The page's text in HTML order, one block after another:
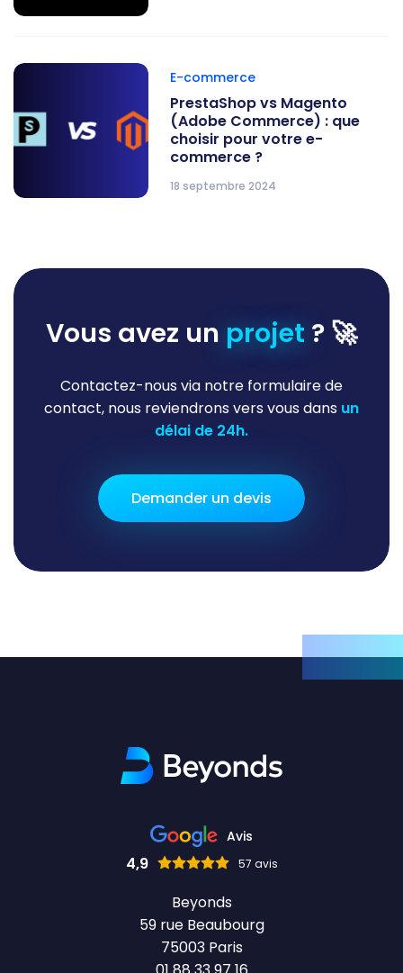
E-commerce
PrestaShop vs Magento
(Adobe Commerce) : que
choisir pour votre e-
commerce ?
18 septembre 2024
Vous avez un projet ? 🚀
Contactez-nous via notre formulaire de
contact, nous reviendrons vers vous dans un
délai de 24h.
Demander un devis
Avis
4,9 57 avis
Beyonds
59 rue Beaubourg
75003 Paris